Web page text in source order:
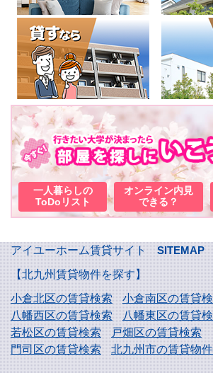
一人暮らしの
ToDoリスト
オンライン内見
できる？
アイユーホーム賃貸サイト
SITEMAP
【北九州賃貸物件を探す】
小倉北区の賃貸検索
小倉南区の賃貸
八幡西区の賃貸検索
八幡東区の賃貸
若松区の賃貸検索
戸畑区の賃貸検索
門司区の賃貸検索
北九州市の賃貸物